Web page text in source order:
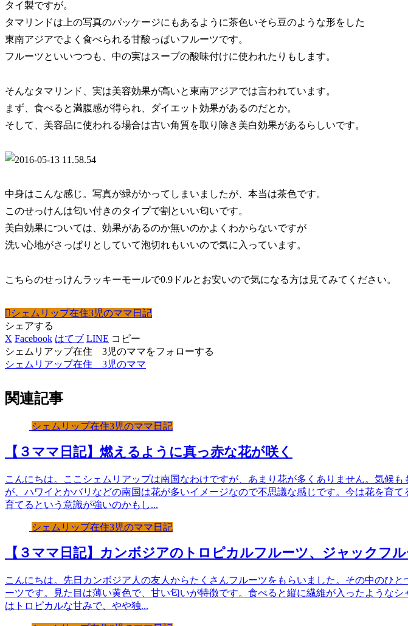
タイ製ですが。
タマリンドは上の写真のパッケージにもあるように茶色いそら豆のような形をした
東南アジアでよく食べられる甘酸っぱいフルーツです。
フルーツといいつつも、中の実はスープの酸味付けに使われたりもします。
そんなタマリンド、実は美容効果が高いと東南アジアでは言われています。
まず、食べると満腹感が得られ、ダイエット効果があるのだとか。
そして、美容品に使われる場合は古い角質を取り除き美白効果があるらしいです。
中身はこんな感じ。写真が緑がかってしまいましたが、本当は茶色です。
このせっけんは匂い付きのタイプで割といい匂いです。
美白効果については、効果があるのか無いのかよくわからないですが
洗い心地がさっぱりとしていて泡切れもいいので気に入っています。
こちらのせっけんラッキーモールで0.9ドルとお安いので気になる方は見てみてください。
シェムリップ在住3児のママ日記
シェアする
X Facebook はてブ LINE コピー
シェムリアップ在住 3児のママをフォローする
シェムリアップ在住 3児のママ
関連記事
シェムリップ在住3児のママ日記
【３ママ日記】燃えるように真っ赤な花が咲く
こんにちは。ここシェムリアップは南国なわけですが、あまり花が多くありません。気候も
が、ハワイとかバリなどの南国は花が多いイメージなので不思議な感じです。今は花を育て
育てるという意識が強いのかもし...
シェムリップ在住3児のママ日記
【３ママ日記】カンボジアのトロピカルフルーツ、ジャックフ
こんにちは。先日カンボジア人の友人からたくさんフルーツをもらいました。その中のひ
ーツです。見た目は薄い黄色で、甘い匂いが特徴です。食べると縦に繊維が入ったようなシ
はトロピカルな甘みで、やや独...